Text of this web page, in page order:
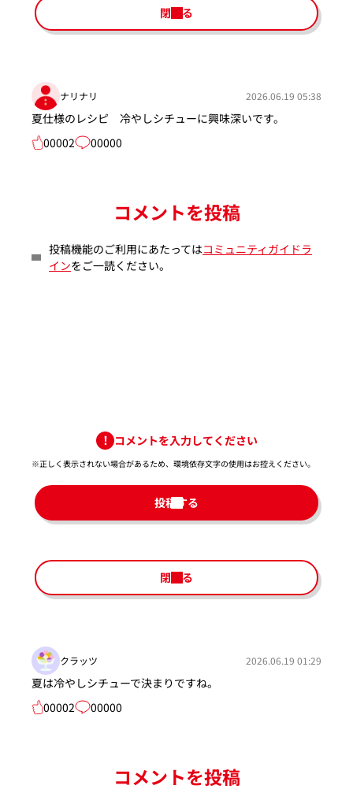
閉じる
ナリナリ 2026.06.19 05:38
夏仕様のレシピ 冷やしシチューに興味深いです。
00002
00000
コメントを投稿
投稿機能のご利用にあたってはコミュニティガイドラ
インをご一読ください。
コメントを入力してください
※正しく表示されない場合があるため、環境依存文字の使用はお控えください。​
投稿する
閉じる
クラッツ 2026.06.19 01:29
夏は冷やしシチューで決まりですね。
00002
00000
コメントを投稿